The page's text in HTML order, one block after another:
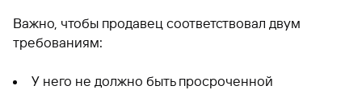
Важно, чтобы продавец соответствовал двум
требованиям:
У него не должно быть просроченной